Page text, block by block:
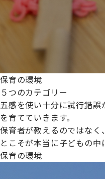
保育の環境
５つのカテゴリー
五感を使い十分に試行錯
を育てていきます。
保育者が教えるのではなく
とこそが本当に子どもの中
保育の環境